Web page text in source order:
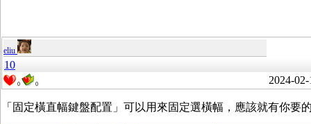
eliu
10
0 0 2024-02-
「固定橫直幅鍵盤配置」可以用來固定選橫幅，應該就有你要的